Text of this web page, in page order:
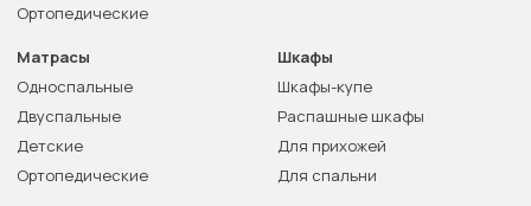
Ортопедические
Матрасы
Односпальные
Двуспальные
Детские
Ортопедические
Шкафы
Шкафы-купе
Распашные шкафы
Для прихожей
Для спальни